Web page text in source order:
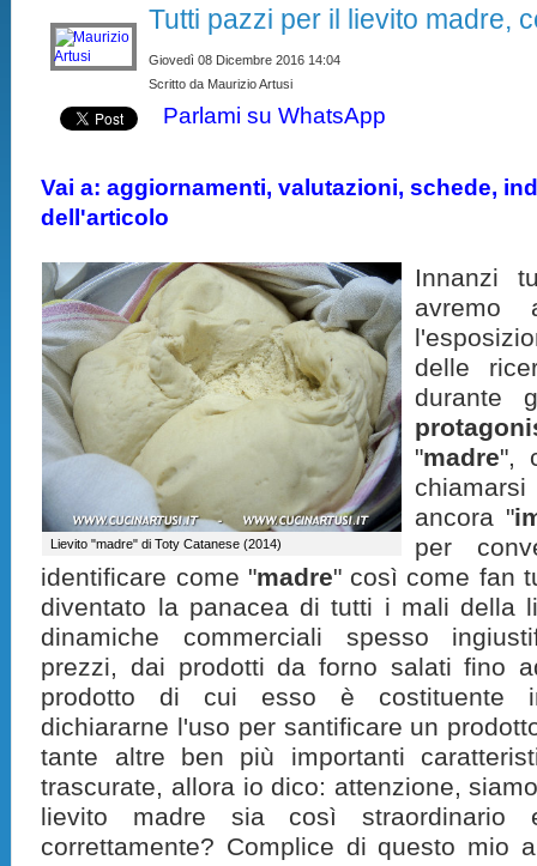
Tutti pazzi per il lievito madre,
Giovedì 08 Dicembre 2016 14:04
Scritto da Maurizio Artusi
Parlami su WhatsApp
Vai a: aggiornamenti, valutazioni, schede,
dell'articolo
Lievito "madre" di Toty Catanese (2014)
Innanzi
avremo
delle
durante
"madre",
ancora "
per
identificare come "madre" così come fan
diventato la panacea di tutti i mali della
dinamiche commerciali spesso
prezzi, dai prodotti da forno salati fino
prodotto di cui esso è costituente
dichiararne l'uso per santificare un
tante altre ben più importanti
trascurate, allora io dico: attenzione,
lievito madre sia così straordinario
correttamente? Complice di questo mio